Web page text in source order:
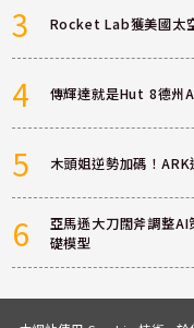
3 Rocket Lab獲美國太
4 傳輝達就是Hut 8德州
5 木頭姐逆勢加碼！
6
亞馬遜大刀闊斧調整
礎模型